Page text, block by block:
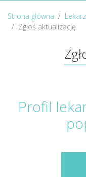
Strona główna
Zgłoś aktualizację
Profil